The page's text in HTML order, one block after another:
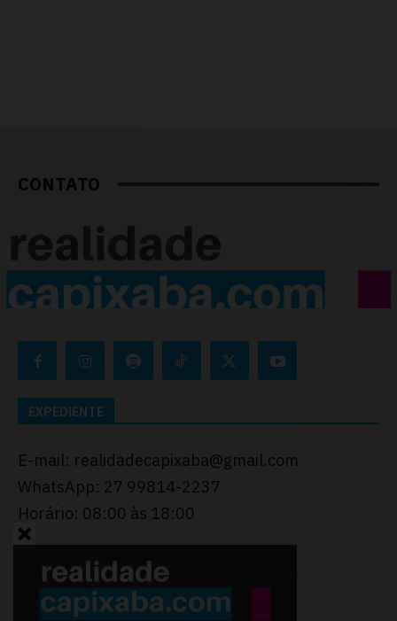
CONTATO
EXPEDIENTE
E-mail: realidadecapixaba@gmail.com
WhatsApp: 27 99814-2237
Horário: 08:00 às 18:00
Desenvolvido porThiago Programador